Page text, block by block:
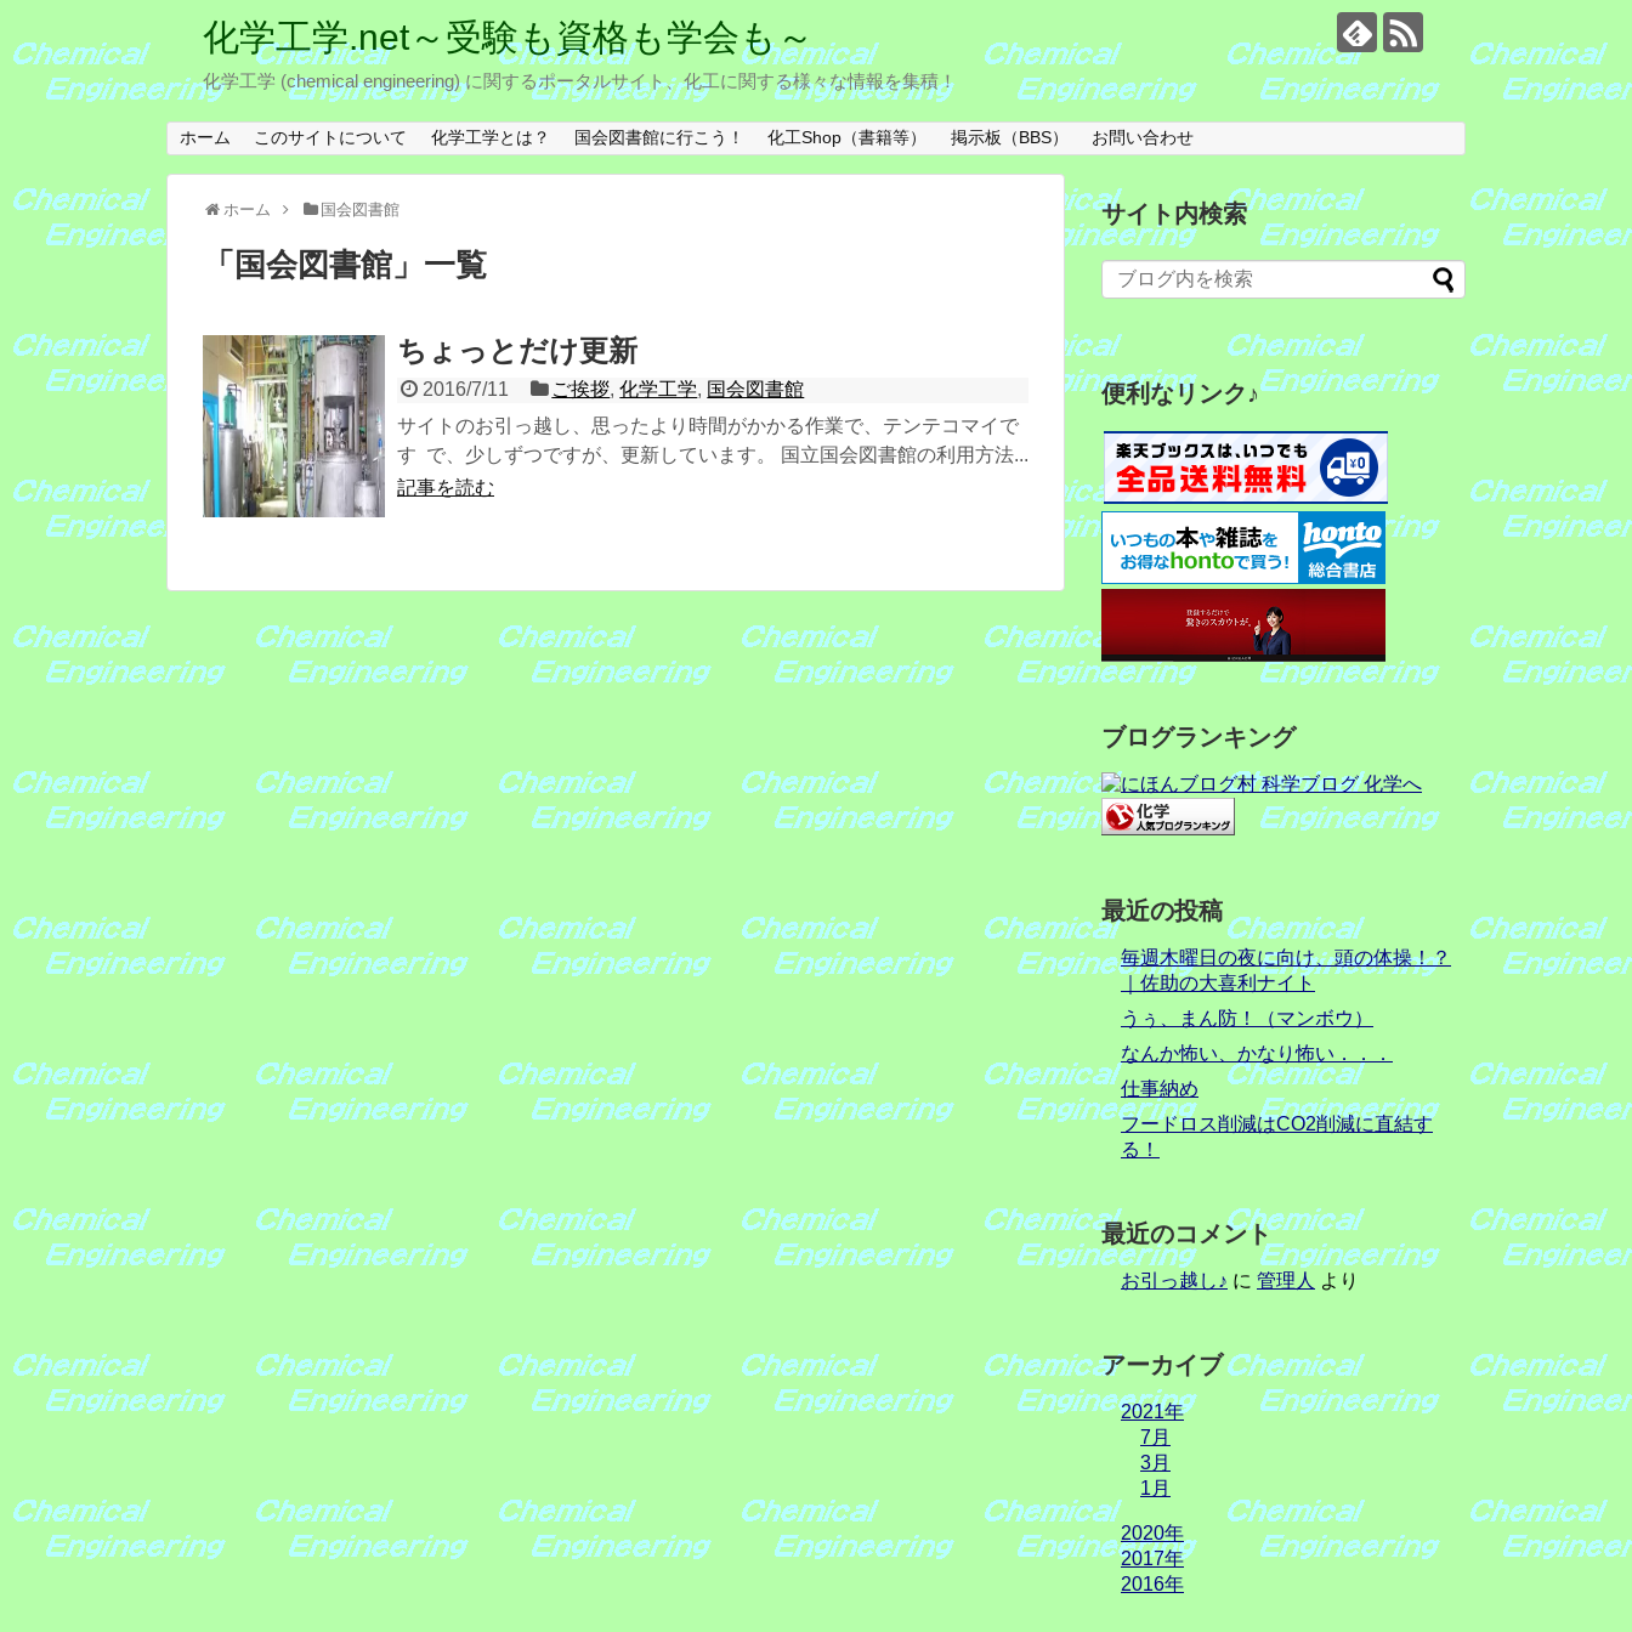
化学工学.net～受験も資格も学会も～
化学工学 (chemical engineering) に関するポータルサイト、化工に関する様々な情報を集積！
ホーム このサイトについて 化学工学とは？ 国会図書館に行こう！ 化工Shop（書籍等） 掲示板（BBS） お問い合わせ
ホーム 国会図書館
「 国会図書館 」 一覧
ちょっとだけ更新
2016/7/11 ご挨拶,化学工学, 国会図書館
サイトのお引っ越し、思ったより時間がかかる作業で、テンテコマイで
す で、少しずつですが、更新しています。 国立国会図書館の利用方法...
記事を読む
サイト内検索
便利なリンク♪
ブログランキング
最近の投稿
毎週木曜日の夜に向け、頭の体操！？
｜佐助の大喜利ナイト
うぅ、まん防！（マンボウ）
なんか怖い、かなり怖い．．．
仕事納め
フードロス削減はCO2削減に直結す
る！
最近のコメント
お引っ越し♪ に 管理人 より
アーカイブ
2021年
7月
3月
1月
2020年
2017年
2016年